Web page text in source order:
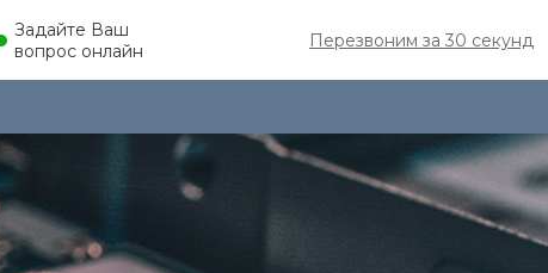
Задайте Ваш
вопрос онлайн
Перезвоним за 30 секунд